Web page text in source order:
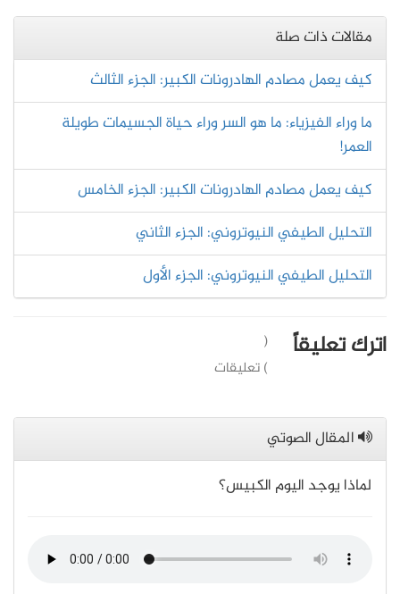
مقالات ذات صلة
كيف يعمل مصادم الهادرونات الكبير: الجزء الثالث
ما وراء الفيزياء: ما هو السر وراء حياة الجسيمات طويلة
العمر!
كيف يعمل مصادم الهادرونات الكبير: الجزء الخامس
التحليل الطيفي النيوتروني: الجزء الثاني
التحليل الطيفي النيوتروني: الجزء الأول
اترك تعليقاً
(
) تعليقات
المقال الصوتي
لماذا يوجد اليوم الكبيس؟